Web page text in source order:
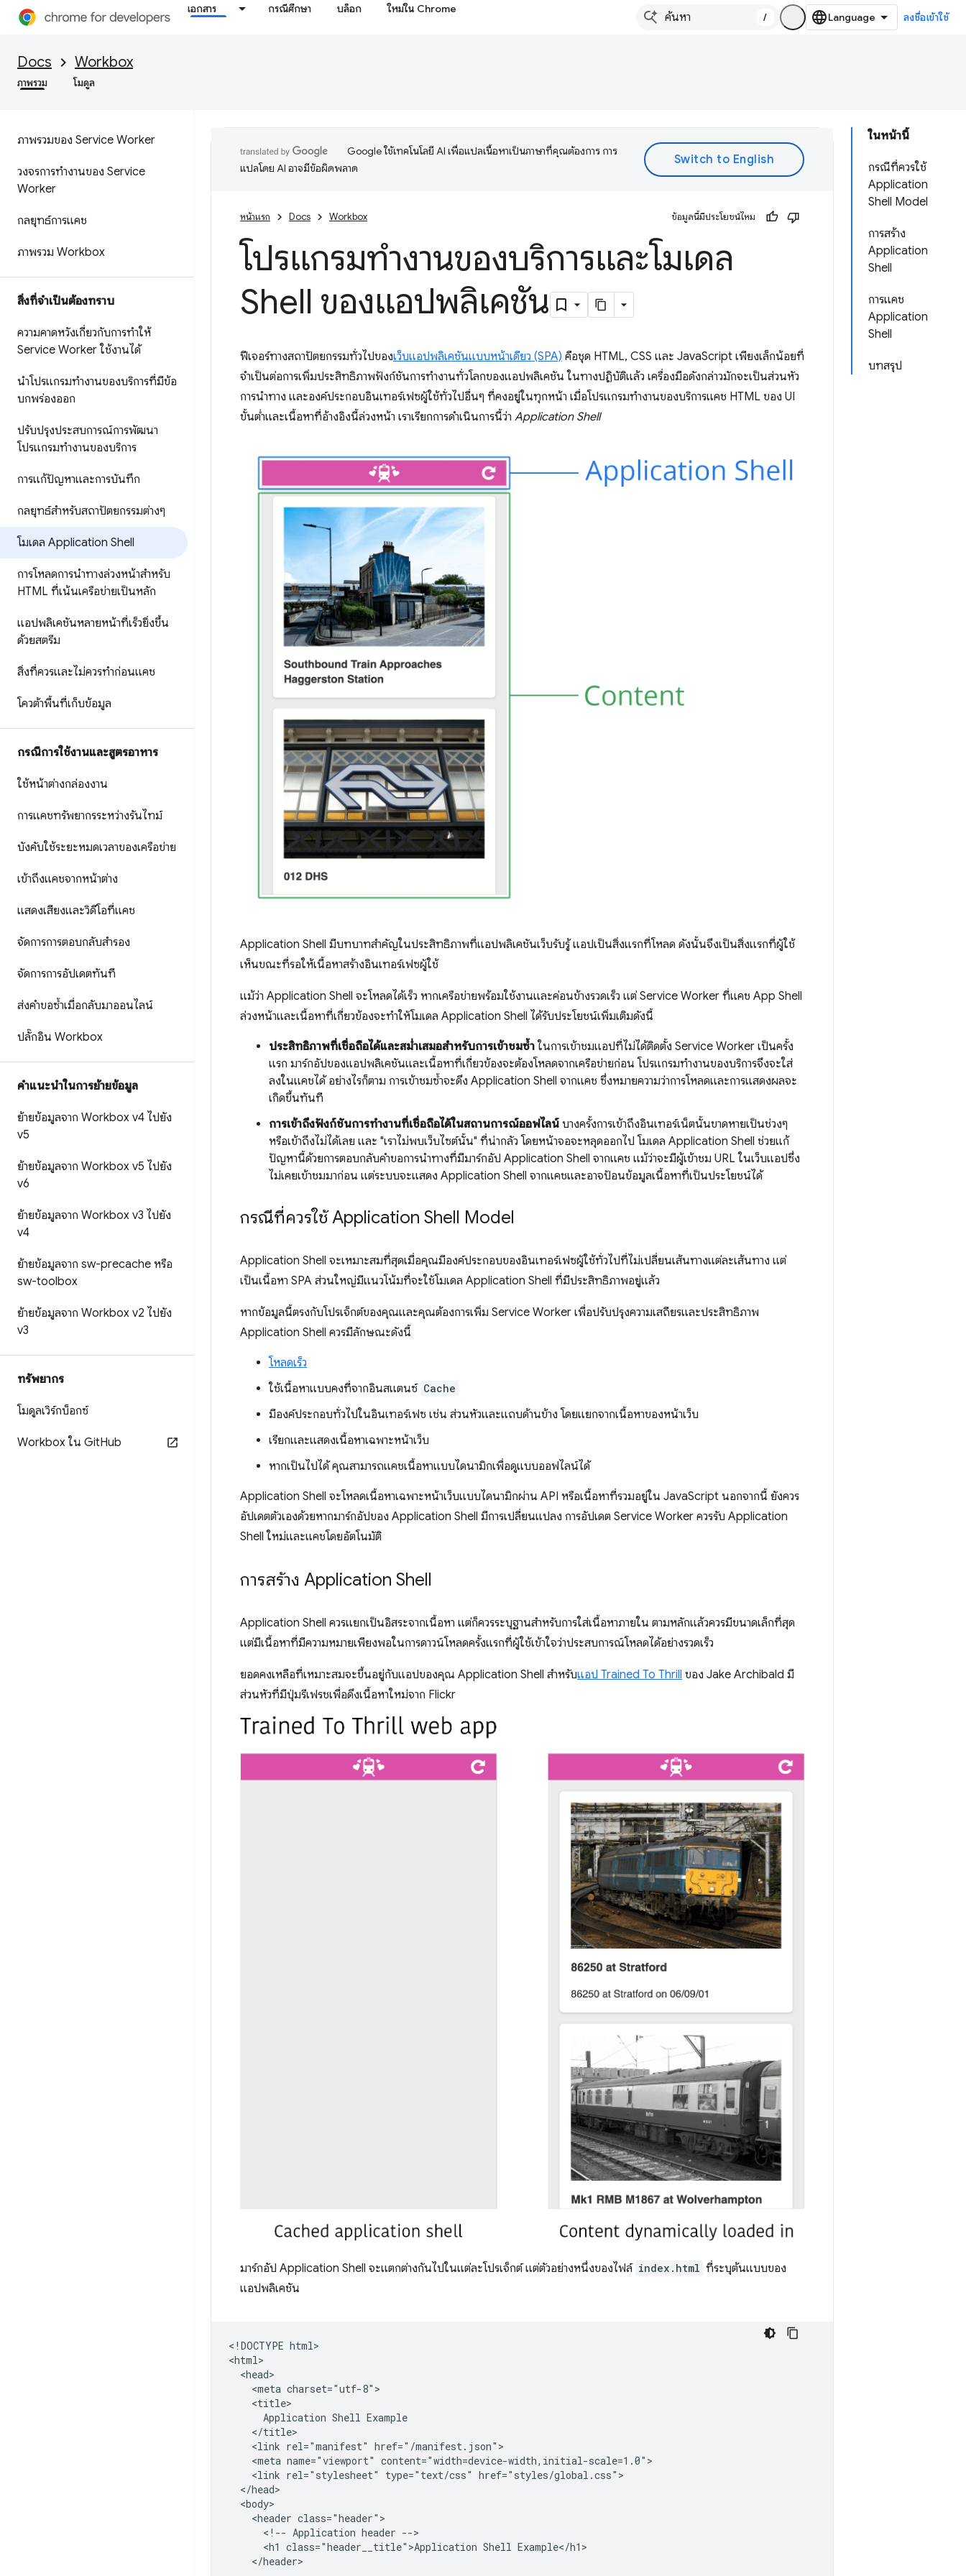
เอกสาร กรณีศึกษา บล็อก ใหม่ใน Chrome
/ ลงชื่อเข้าใช้
Docs Workbox
ภาพรวม โมดูล
ภาพรวมของ Service Worker
วงจรการทำงานของ Service
Worker
กลยุทธ์การแคช
ภาพรวม Workbox
สิ่งที่จำเป็นต้องทราบ
ความคาดหวังเกี่ยวกับการทำให้
Service Worker ใช้งานได้
นำโปรแกรมทำงานของบริการที่มีข้อ
บกพร่องออก
ปรับปรุงประสบการณ์การพัฒนา
โปรแกรมทำงานของบริการ
การแก้ปัญหาและการบันทึก
กลยุทธ์สำหรับสถาปัตยกรรมต่างๆ
โมเดล Application Shell
การโหลดการนำทางล่วงหน้าสำหรับ
HTML ที่เน้นเครือข่ายเป็นหลัก
แอปพลิเคชันหลายหน้าที่เร็วยิ่งขึ้น
ด้วยสตรีม
สิ่งที่ควรและไม่ควรทำก่อนแคช
โควต้าพื้นที่เก็บข้อมูล
กรณีการใช้งานและสูตรอาหาร
ใช้หน้าต่างกล่องงาน
การแคชทรัพยากรระหว่างรันไทม์
บังคับใช้ระยะหมดเวลาของเครือข่าย
เข้าถึงแคชจากหน้าต่าง
แสดงเสียงและวิดีโอที่แคช
จัดการการตอบกลับสำรอง
จัดการการอัปเดตทันที
ส่งคำขอซ้ำเมื่อกลับมาออนไลน์
ปลั๊กอิน Workbox
คําแนะนําในการย้ายข้อมูล
ย้ายข้อมูลจาก Workbox v4 ไปยัง
v5
ย้ายข้อมูลจาก Workbox v5 ไปยัง
v6
ย้ายข้อมูลจาก Workbox v3 ไปยัง
v4
ย้ายข้อมูลจาก sw-precache หรือ
sw-toolbox
ย้ายข้อมูลจาก Workbox v2 ไปยัง
v3
ทรัพยากร
โมดูลเวิร์กบ็อกซ์
Workbox ใน GitHub
ในหน้านี้
กรณีที่ควรใช้
Application
Shell Model
การสร้าง
Application
Shell
การแคช
Application
Shell
บทสรุป
Google ใช้เทคโนโลยี AI เพื่อแปลเนื้อหาเป็นภาษาที่คุณต้องการ การ
แปลโดย AI อาจมีข้อผิดพลาด
หน้าแรก Docs Workbox ข้อมูลนี้มีประโยชน์ไหม
โปรแกรมทำงานของบริการและโมเดล
Shell ของแอปพลิเคชัน
ฟีเจอร์ทางสถาปัตยกรรมทั่วไปของเว็บแอปพลิเคชันแบบหน้าเดียว (SPA) คือชุด HTML, CSS และ JavaScript เพียงเล็กน้อยที่
จำเป็นต่อการเพิ่มประสิทธิภาพฟังก์ชันการทำงานทั่วโลกของแอปพลิเคชัน ในทางปฏิบัติแล้ว เครื่องมือดังกล่าวมักจะเป็นส่วนหัว
การนำทาง และองค์ประกอบอินเทอร์เฟซผู้ใช้ทั่วไปอื่นๆ ที่คงอยู่ในทุกหน้า เมื่อโปรแกรมทำงานของบริการแคช HTML ของ UI
ขั้นต่ำและเนื้อหาที่อ้างอิงนี้ล่วงหน้า เราเรียกการดำเนินการนี้ว่า Application Shell
Application Shell มีบทบาทสำคัญในประสิทธิภาพที่แอปพลิเคชันเว็บรับรู้ แอปเป็นสิ่งแรกที่โหลด ดังนั้นจึงเป็นสิ่งแรกที่ผู้ใช้
เห็นขณะที่รอให้เนื้อหาสร้างอินเทอร์เฟซผู้ใช้
แม้ว่า Application Shell จะโหลดได้เร็ว หากเครือข่ายพร้อมใช้งานและค่อนข้างรวดเร็ว แต่ Service Worker ที่แคช App Shell
ล่วงหน้าและเนื้อหาที่เกี่ยวข้องจะทำให้โมเดล Application Shell ได้รับประโยชน์เพิ่มเติมดังนี้
ประสิทธิภาพที่เชื่อถือได้และสม่ำเสมอสำหรับการเข้าชมซ้ำ ในการเข้าชมแอปที่ไม่ได้ติดตั้ง Service Worker เป็นครั้ง
แรก มาร์กอัปของแอปพลิเคชันและเนื้อหาที่เกี่ยวข้องจะต้องโหลดจากเครือข่ายก่อน โปรแกรมทำงานของบริการจึงจะใส่
ลงในแคชได้ อย่างไรก็ตาม การเข้าชมซ้ำจะดึง Application Shell จากแคช ซึ่งหมายความว่าการโหลดและการแสดงผลจะ
เกิดขึ้นทันที
การเข้าถึงฟังก์ชันการทำงานที่เชื่อถือได้ในสถานการณ์ออฟไลน์ บางครั้งการเข้าถึงอินเทอร์เน็ตนั้นขาดหายเป็นช่วงๆ
หรือเข้าถึงไม่ได้เลย และ "เราไม่พบเว็บไซต์นั้น" ที่น่ากลัว โดยหน้าจอจะหลุดออกไป โมเดล Application Shell ช่วยแก้
ปัญหานี้ด้วยการตอบกลับคำขอการนำทางที่มีมาร์กอัป Application Shell จากแคช แม้ว่าจะมีผู้เข้าชม URL ในเว็บแอปซึ่ง
ไม่เคยเข้าชมมาก่อน แต่ระบบจะแสดง Application Shell จากแคชและอาจป้อนข้อมูลเนื้อหาที่เป็นประโยชน์ได้
กรณีที่ควรใช้ Application Shell Model
Application Shell จะเหมาะสมที่สุดเมื่อคุณมีองค์ประกอบของอินเทอร์เฟซผู้ใช้ทั่วไปที่ไม่เปลี่ยนเส้นทางแต่ละเส้นทาง แต่
เป็นเนื้อหา SPA ส่วนใหญ่มีแนวโน้มที่จะใช้โมเดล Application Shell ที่มีประสิทธิภาพอยู่แล้ว
หากข้อมูลนี้ตรงกับโปรเจ็กต์ของคุณและคุณต้องการเพิ่ม Service Worker เพื่อปรับปรุงความเสถียรและประสิทธิภาพ
Application Shell ควรมีลักษณะดังนี้
โหลดเร็ว
ใช้เนื้อหาแบบคงที่จากอินสแตนซ์ Cache
มีองค์ประกอบทั่วไปในอินเทอร์เฟซ เช่น ส่วนหัวและแถบด้านข้าง โดยแยกจากเนื้อหาของหน้าเว็บ
เรียกและแสดงเนื้อหาเฉพาะหน้าเว็บ
หากเป็นไปได้ คุณสามารถแคชเนื้อหาแบบไดนามิกเพื่อดูแบบออฟไลน์ได้
Application Shell จะโหลดเนื้อหาเฉพาะหน้าเว็บแบบไดนามิกผ่าน API หรือเนื้อหาที่รวมอยู่ใน JavaScript นอกจากนี้ ยังควร
อัปเดตตัวเองด้วยหากมาร์กอัปของ Application Shell มีการเปลี่ยนแปลง การอัปเดต Service Worker ควรรับ Application
Shell ใหม่และแคชโดยอัตโนมัติ
การสร้าง Application Shell
Application Shell ควรแยกเป็นอิสระจากเนื้อหา แต่ก็ควรระบุฐานสำหรับการใส่เนื้อหาภายใน ตามหลักแล้วควรมีขนาดเล็กที่สุด
แต่มีเนื้อหาที่มีความหมายเพียงพอในการดาวน์โหลดครั้งแรกที่ผู้ใช้เข้าใจว่าประสบการณ์โหลดได้อย่างรวดเร็ว
ยอดคงเหลือที่เหมาะสมจะขึ้นอยู่กับแอปของคุณ Application Shell สำหรับแอป Trained To Thrill ของ Jake Archibald มี
ส่วนหัวที่มีปุ่มรีเฟรชเพื่อดึงเนื้อหาใหม่จาก Flickr
มาร์กอัป Application Shell จะแตกต่างกันไปในแต่ละโปรเจ็กต์ แต่ตัวอย่างหนึ่งของไฟล์ index.html ที่ระบุต้นแบบของ
แอปพลิเคชัน
​​<!DOCTYPE html>
<html>
  <head>
    <meta charset="utf-8">
    <title>
      Application Shell Example
    </title>
    <link rel="manifest" href="/manifest.json">
    <meta name="viewport" content="width=device-width,initial-scale=1.0">
    <link rel="stylesheet" type="text/css" href="styles/global.css">
  </head>
  <body>
    <header class="header">
      <!-- Application header -->
      <h1 class="header__title">Application Shell Example</h1>
    </header>